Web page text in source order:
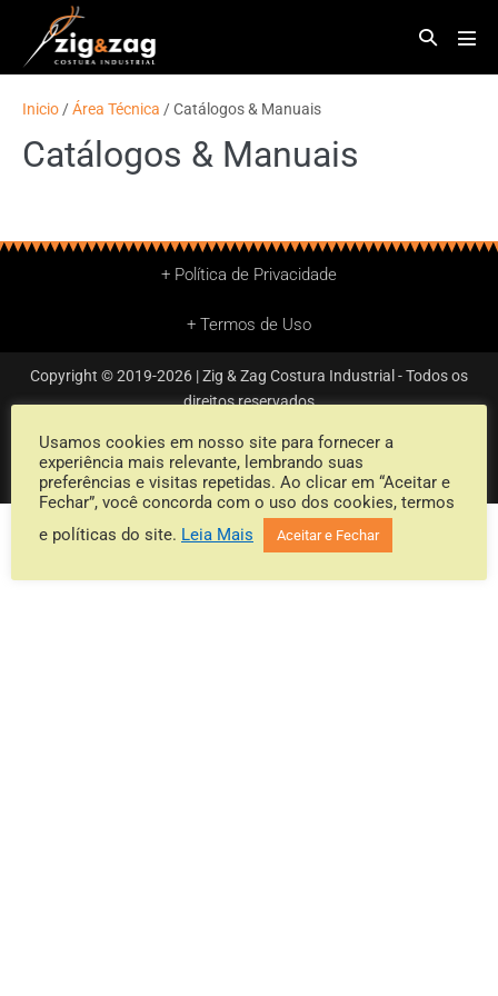
Inicio /Área Técnica /Catálogos & Manuais
Catálogos & Manuais
+ Política de Privacidade
+ Termos de Uso
Copyright © 2019-2026 | Zig & Zag Costura Industrial - Todos os
direitos reservados
Powered by
Usamos cookies em nosso site para fornecer a
experiência mais relevante, lembrando suas
preferências e visitas repetidas. Ao clicar em “Aceitar e
Fechar”, você concorda com o uso dos cookies, termos
e políticas do site. Leia Mais Aceitar e Fechar